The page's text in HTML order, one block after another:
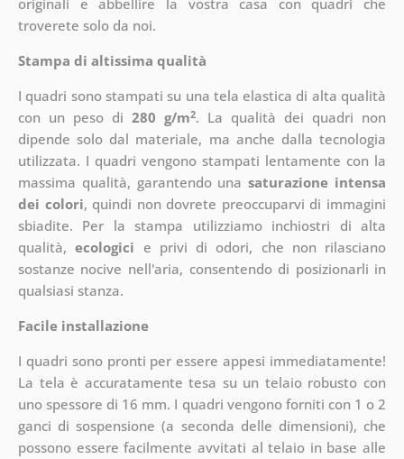
originali e abbellire la vostra casa con quadri che
troverete solo da noi.
Stampa di altissima qualità
I quadri sono stampati su una tela elastica di alta qualità
con un peso di 280 g/m2. La qualità dei quadri non
dipende solo dal materiale, ma anche dalla tecnologia
utilizzata. I quadri vengono stampati lentamente con la
massima qualità, garantendo unasaturazione intensa
dei colori, quindi non dovrete preoccuparvi di immagini
sbiadite. Per la stampa utilizziamo inchiostri di alta
qualità,ecologici e privi di odori, che non rilasciano
sostanze nocive nell'aria, consentendo di posizionarli in
qualsiasi stanza.
Facile installazione
I quadri sono pronti per essere appesi immediatamente!
La tela è accuratamente tesa su un telaio robusto con
uno spessore di 16 mm. I quadri vengono forniti con 1 o 2
ganci di sospensione (a seconda delle dimensioni), che
possono essere facilmente avvitati al telaio in base alle